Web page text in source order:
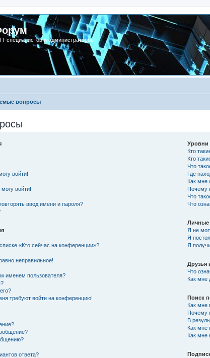
специалистов и администраторов
вопросы
войти!
войти!
ввод имени и пароля?
«Кто сейчас на конференции»?
неправильное!
именем пользователя?
требуют войти на конференцию!
ответа?
Уровни
Кто
Кто
Что
Где
Как мне
Почему
Что
Что
Личные
Я не
Я
Я
Друзья
Что
Как мне
Поиск
Как мне
Почему
В
Как мне
Как мне